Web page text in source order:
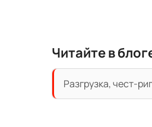
Читайте в
Разгрузка, чест-